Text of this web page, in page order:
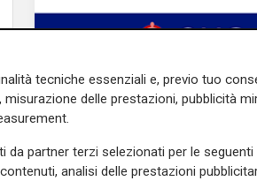
tecniche essenziali e, previo tuo
delle prestazioni, pubblicità
partner terzi selezionati per le seguenti
analisi delle prestazioni